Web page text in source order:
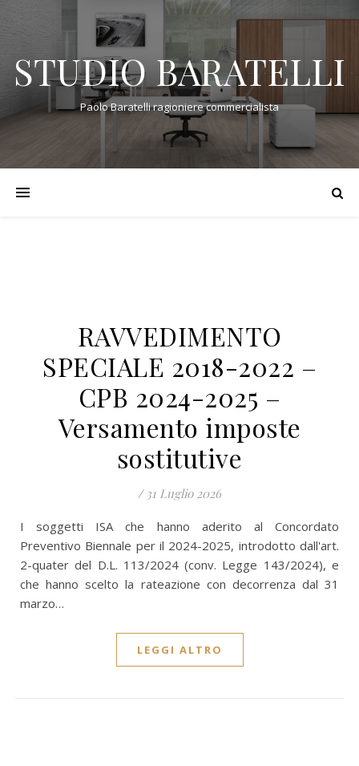
STUDIO BARATELLI
Paolo Baratelli ragioniere commercialista
RAVVEDIMENTO
SPECIALE 2018-2022 –
CPB 2024-2025 –
Versamento imposte
sostitutive
/ 31 Luglio 2026
I soggetti ISA che hanno aderito al Concordato
Preventivo Biennale per il 2024-2025, introdotto dall'art.
2-quater del D.L. 113/2024 (conv. Legge 143/2024), e
che hanno scelto la rateazione con decorrenza dal 31
marzo…
LEGGI ALTRO